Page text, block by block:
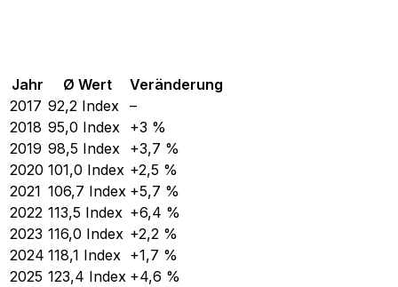
Jahr Ø Wert
Veränderung
2017 92,2 Index –
2018 95,0 Index +3 %
2019 98,5 Index +3,7 %
2020 101,0 Index +2,5 %
2021 106,7 Index +5,7 %
2022 113,5 Index +6,4 %
2023 116,0 Index +2,2 %
2024 118,1 Index +1,7 %
2025 123,4 Index +4,6 %